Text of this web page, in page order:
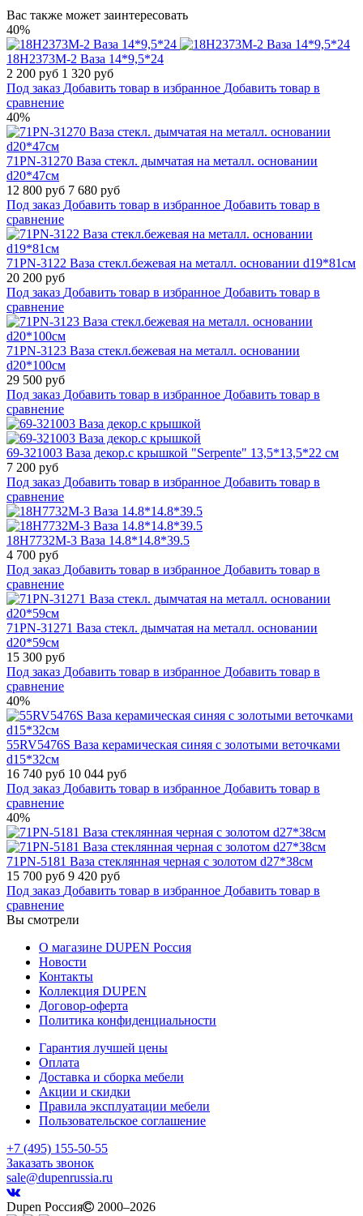
Вас также может заинтересовать
40%
18H2373M-2 Ваза 14*9,5*24
2 200 руб 1 320 руб
Под заказ Добавить товар в избранное Добавить товар в
сравнение
40%
71PN-31270 Ваза стекл. дымчатая на металл. основании
d20*47см
12 800 руб 7 680 руб
Под заказ Добавить товар в избранное Добавить товар в
сравнение
71PN-3122 Ваза стекл.бежевая на металл. основании d19*81см
20 200 руб
Под заказ Добавить товар в избранное Добавить товар в
сравнение
71PN-3123 Ваза стекл.бежевая на металл. основании
d20*100см
29 500 руб
Под заказ Добавить товар в избранное Добавить товар в
сравнение
69-321003 Ваза декор.с крышкой "Serpente" 13,5*13,5*22 см
7 200 руб
Под заказ Добавить товар в избранное Добавить товар в
сравнение
18H7732M-3 Ваза 14.8*14.8*39.5
4 700 руб
Под заказ Добавить товар в избранное Добавить товар в
сравнение
71PN-31271 Ваза стекл. дымчатая на металл. основании
d20*59см
15 300 руб
Под заказ Добавить товар в избранное Добавить товар в
сравнение
40%
55RV5476S Ваза керамическая синяя с золотыми веточками
d15*32см
16 740 руб 10 044 руб
Под заказ Добавить товар в избранное Добавить товар в
сравнение
40%
71PN-5181 Ваза стеклянная черная с золотом d27*38см
15 700 руб 9 420 руб
Под заказ Добавить товар в избранное Добавить товар в
сравнение
Вы смотрели
О магазине DUPEN Россия
Новости
Контакты
Коллекция DUPEN
Договор-оферта
Политика конфиденциальности
Гарантия лучшей цены
Оплата
Доставка и сборка мебели
Акции и скидки
Правила эксплуатации мебели
Пользовательское соглашение
+7 (495) 155-50-55
Заказать звонок
sale@dupenrussia.ru
Dupen Россия 2000–2026